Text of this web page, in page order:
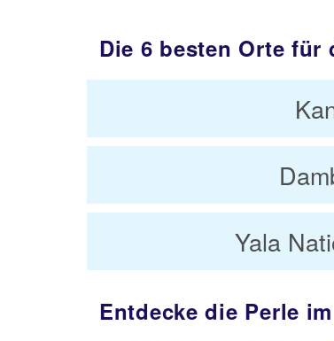
Die 6 besten Orte für
Yala
Entdecke die Perle